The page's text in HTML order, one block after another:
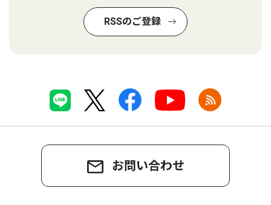
RSSのご登録
お問い合わせ